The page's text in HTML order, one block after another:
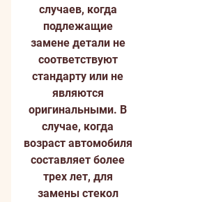
случаев, когда
подлежащие
замене детали не
соответствуют
стандарту или не
являются
оригинальными. В
случае, когда
возраст автомобиля
составляет более
трех лет, для
замены стекол